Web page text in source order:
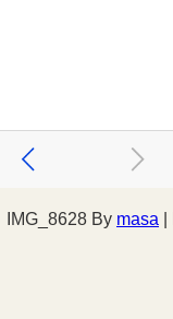
IMG_8628 By masa